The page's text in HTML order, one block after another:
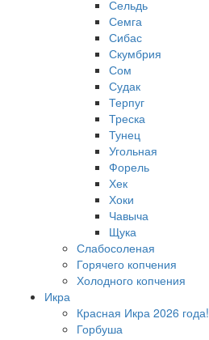
Сельдь
Семга
Сибас
Скумбрия
Сом
Судак
Терпуг
Треска
Тунец
Угольная
Форель
Хек
Хоки
Чавыча
Щука
Слабосоленая
Горячего копчения
Холодного копчения
Икра
Красная Икра 2026 года!
Горбуша